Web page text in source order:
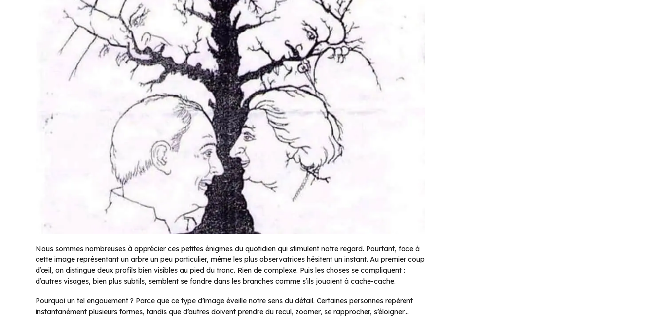
Nous sommes nombreuses à apprécier ces petites énigmes du quotidien qui stimulent notre regard. Pourtant, face à
cette image représentant un arbre un peu particulier, même les plus observatrices hésitent un instant. Au premier coup
d’œil, on distingue deux profils bien visibles au pied du tronc. Rien de complexe. Puis les choses se compliquent :
d’autres visages, bien plus subtils, semblent se fondre dans les branches comme s’ils jouaient à cache-cache.
Pourquoi un tel engouement ? Parce que ce type d’image éveille notre sens du détail. Certaines personnes repèrent
instantanément plusieurs formes, tandis que d’autres doivent prendre du recul, zoomer, se rapprocher, s’éloigner…